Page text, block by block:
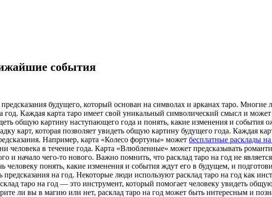
события
будущего, который основан на символах и арканах таро.
год. Каждая карта таро имеет свой уникальный символический смысл и
общую картину наступающего года и понять, какие изменения и события
карт, которая позволяет увидеть общую картину будущего года. Каждая
Например, карта «Колесо фортуны» может бесплатные расклады
человека в течение года. Карта «Влюбленные» может предсказывать
и начало чего-то нового. Важно помнить, что расклад таро на год не
человеку понять, какие изменения и события ждут его в будущем, и
на год. Некоторые люди используют расклад таро на год как
таро на год — это инструмент, который помогает человеку увидеть
ли вы в магию или нет, расклад таро на год может быть интересным и